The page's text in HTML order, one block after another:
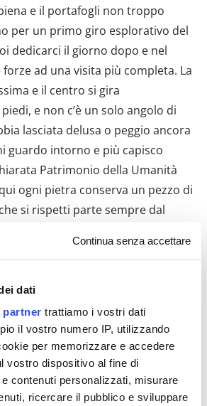
Continua senza accettare
dati
partner trattiamo i vostri dati
il vostro numero IP, utilizzando
per memorizzare e accedere
vostro dispositivo al fine di
contenuti personalizzati, misurare
ricercare il pubblico e sviluppare
e il portafogli non troppo
per un primo giro esplorativo del
dedicarci il giorno dopo e nel
ad una visita più completa. La
e il centro si gira
e non c’è un solo angolo di
lasciata delusa o peggio ancora
guardo intorno e più capisco
Patrimonio della Umanità
ogni pietra conserva un pezzo di
si rispetti parte sempre dal
città, che nel caso di Salamanca
PLAZA MAYOR, una vera goduria
Spagna con le 88 arcate che la
più belle che io abbia mai
senza tempo…ed è forse il
per i suoi abitanti e non,
di bar e caffetterie che
di quelle arcate, e tra i quali